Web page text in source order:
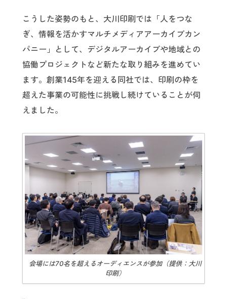
こうした姿勢のもと、大川印刷では「人をつな
ぎ、情報を活かすマルチメディアアーカイブカン
パニー」として、デジタルアーカイブや地域との
協働プロジェクトなど新たな取り組みを進めてい
ます。創業145年を迎える同社では、印刷の枠を
超えた事業の可能性に挑戦し続けていることが伺
えました。
会場には70名を超えるオーディエンスが参加（提供：大川
印刷）